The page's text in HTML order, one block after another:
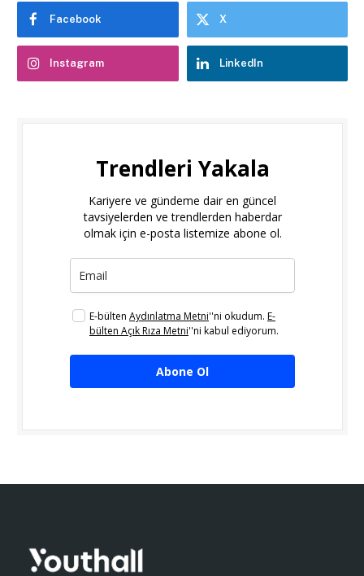
Facebook X
Instagram LinkedIn
Trendleri Yakala
Kariyere ve gündeme dair en güncel
tavsiyelerden ve trendlerden haberdar
olmak için e-posta listemize abone ol.
E-bülten Aydınlatma Metni''ni okudum. E-
bülten Açık Rıza Metni''ni kabul ediyorum.
Abone Ol